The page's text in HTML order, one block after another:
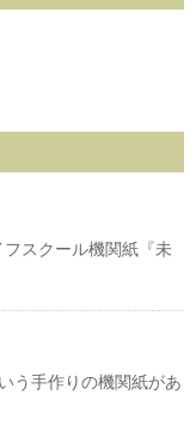
スクール機関紙『未
う手作りの機関紙があ